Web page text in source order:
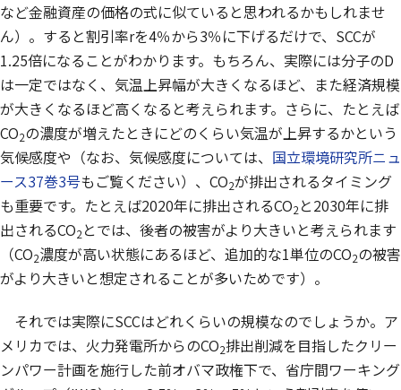
など金融資産の価格の式に似ていると思われるかもしれませ
ん）。すると割引率rを4％から3％に下げるだけで、SCCが
1.25倍になることがわかります。もちろん、実際には分子のD
は一定ではなく、気温上昇幅が大きくなるほど、また経済規模
が大きくなるほど高くなると考えられます。さらに、たとえば
CO2の濃度が増えたときにどのくらい気温が上昇するかという
気候感度や（なお、気候感度については、 国立環境研究所ニュ
ース37巻3号もご覧ください）、CO2が排出されるタイミング
も重要です。たとえば2020年に排出されるCO2と2030年に排
出されるCO2とでは、後者の被害がより大きいと考えられます
（CO2濃度が高い状態にあるほど、追加的な1単位のCO2の被害
がより大きいと想定されることが多いためです）。
それでは実際にSCCはどれくらいの規模なのでしょうか。ア
メリカでは、火力発電所からのCO2排出削減を目指したクリー
ンパワー計画を施行した前オバマ政権下で、省庁間ワーキング